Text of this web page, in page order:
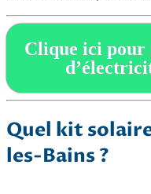
Clique ici
Quel kit
les-Bains ?